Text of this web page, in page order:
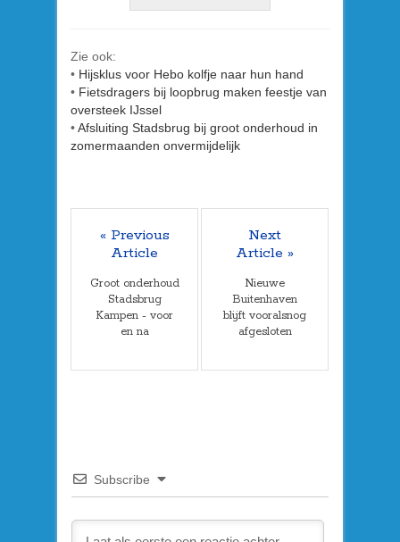
Zie ook:
• Hijsklus voor Hebo kolfje naar hun hand
• Fietsdragers bij loopbrug maken feestje van
oversteek IJssel
•Afsluiting Stadsbrug bij groot onderhoud in
zomermaanden onvermijdelijk
« Previous
Article
Groot onderhoud
Stadsbrug
Kampen - voor
en na
Next
Article »
Nieuwe
Buitenhaven
blijft vooralsnog
afgesloten
Subscribe